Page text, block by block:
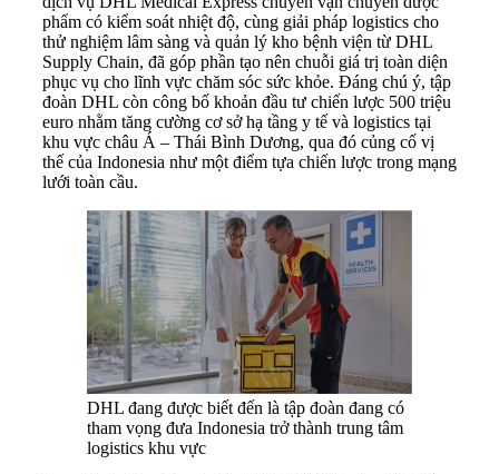
phẩm có kiểm soát nhiệt độ, cùng giải pháp logistics cho
thử nghiệm lâm sàng và quản lý kho bệnh viện từ DHL
Supply Chain, đã góp phần tạo nên chuỗi giá trị toàn diện
phục vụ cho lĩnh vực chăm sóc sức khỏe. Đáng chú ý, tập
đoàn DHL còn công bố khoản đầu tư chiến lược 500 triệu
euro nhằm tăng cường cơ sở hạ tầng y tế và logistics tại
khu vực châu Á – Thái Bình Dương, qua đó củng cố vị
thế của Indonesia như một điểm tựa chiến lược trong mạng
lưới toàn cầu.
DHL đang được biết đến là tập đoàn đang có
tham vọng đưa Indonesia trở thành trung tâm
logistics khu vực